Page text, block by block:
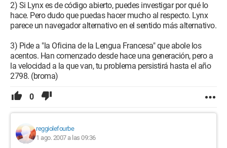
2) Si Lynx es de código abierto, puedes investigar por qué lo
hace. Pero dudo que puedas hacer mucho al respecto. Lynx
parece un navegador alternativo en el sentido más alternativo.
3) Pide a "la Oficina de la Lengua Francesa" que abole los
acentos. Han comenzado desde hace una generación, pero a
la velocidad a la que van, tu problema persistirá hasta el año
2798. (broma)
0
reggiolefourbe
1 ago. 2007 a las 09:36